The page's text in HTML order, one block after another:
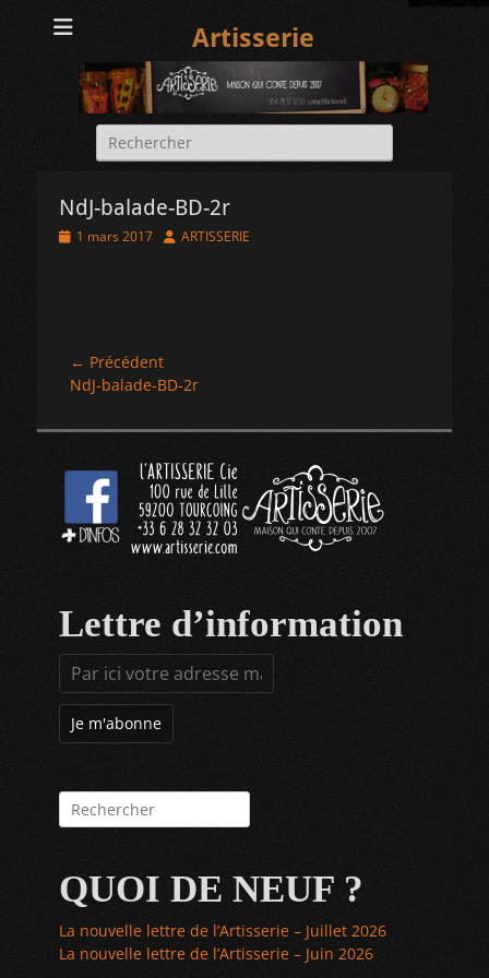
Artisserie
Rechercher :
NdJ-balade-BD-2r
Posted1 mars 2017 Author
ARTISSERIE
Navigation
de
← Précédent
Article
NdJ-balade-BD-2r
Lettre d’information
Rechercher :
QUOI DE NEUF ?
La nouvelle lettre de l’Artisserie – Juillet 2026
La nouvelle lettre de l’Artisserie – Juin 2026